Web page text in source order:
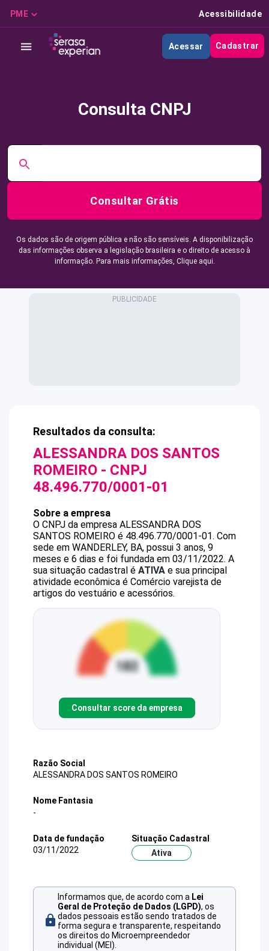
PME Acessibilidade
Acessar Cadastrar
Consulta CNPJ
Consultar Grátis
Os dados são de origem pública e não são sensíveis. A disponibilização
das informações observa a legislação brasileira e o direito de acesso à
informação. Para mais informações, Clique aqui.
Resultados da consulta:
ALESSANDRA DOS SANTOS
ROMEIRO - CNPJ
48.496.770/0001-01
Sobre a empresa
O CNPJ da empresa ALESSANDRA DOS
SANTOS ROMEIRO é 48.496.770/0001-01. Com
sede em WANDERLEY, BA, possui 3 anos, 9
meses e 6 dias e foi fundada em 03/11/2022. A
sua situação cadastral é ATIVA e sua principal
atividade econômica é Comércio varejista de
artigos do vestuário e acessórios.
Consultar score da empresa
Razão Social
ALESSANDRA DOS SANTOS ROMEIRO
Nome Fantasia
-
Data de fundação
03/11/2022
Situação Cadastral
Ativa
Informamos que, de acordo com a Lei
Geral de Proteção de Dados (LGPD), os
dados pessoais estão sendo tratados de
forma segura e transparente, respeitando
os direitos do Microempreendedor
individual (MEI).